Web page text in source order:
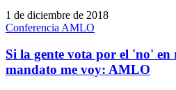
1 de diciembre de 2018
Conferencia AMLO
Si la gente vota por el 'no' en
mandato me voy: AMLO